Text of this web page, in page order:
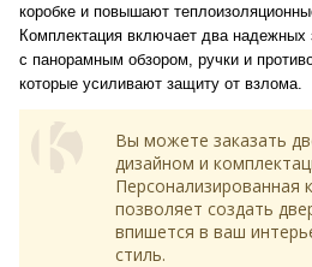
коробке и повышают
Комплектация включает два надежных
с панорамным обзором, ручки и
которые усиливают защиту от взлома.
Вы можете заказать
дизайном и
Персонализированная
позволяет создать
впишется в ваш
стиль.